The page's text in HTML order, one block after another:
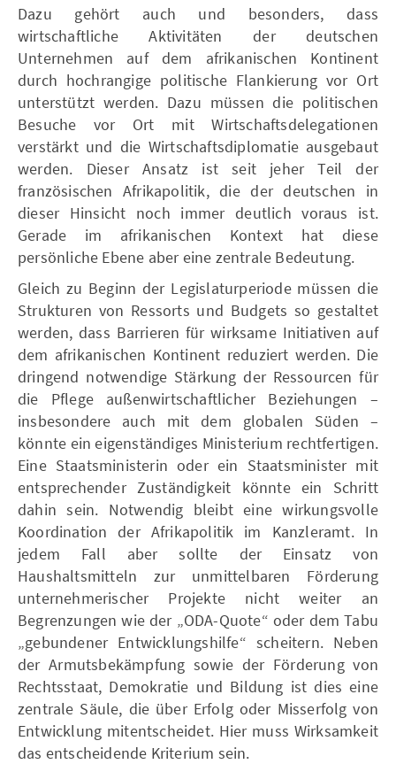
Dazu gehört auch und besonders, dass
wirtschaftliche Aktivitäten der deutschen
Unternehmen auf dem afrikanischen Kontinent
durch hochrangige politische Flankierung vor Ort
unterstützt werden. Dazu müssen die politischen
Besuche vor Ort mit Wirtschaftsdelegationen
verstärkt und die Wirtschaftsdiplomatie ausgebaut
werden. Dieser Ansatz ist seit jeher Teil der
französischen Afrikapolitik, die der deutschen in
dieser Hinsicht noch immer deutlich voraus ist.
Gerade im afrikanischen Kontext hat diese
persönliche Ebene aber eine zentrale Bedeutung.
Gleich zu Beginn der Legislaturperiode müssen die
Strukturen von Ressorts und Budgets so gestaltet
werden, dass Barrieren für wirksame Initiativen auf
dem afrikanischen Kontinent reduziert werden. Die
dringend notwendige Stärkung der Ressourcen für
die Pflege außenwirtschaftlicher Beziehungen –
insbesondere auch mit dem globalen Süden –
könnte ein eigenständiges Ministerium rechtfertigen.
Eine Staatsministerin oder ein Staatsminister mit
entsprechender Zuständigkeit könnte ein Schritt
dahin sein. Notwendig bleibt eine wirkungsvolle
Koordination der Afrikapolitik im Kanzleramt. In
jedem Fall aber sollte der Einsatz von
Haushaltsmitteln zur unmittelbaren Förderung
unternehmerisch er Projekt e nicht weiter an
Begrenzungen wie der „ODA-Quote“ oder dem Tabu
„gebundener Entwicklungshilfe“ scheitern. Neben
der Armutsbekämpfun g sowie der Förderung von
Rechtsstaat, Demokratie und Bildung ist dies eine
zentrale Säule, die über Erfolg oder Misserfolg von
Entwicklung mitentscheidet. Hier muss Wirksamkeit
das entscheidende Kriterium sein.